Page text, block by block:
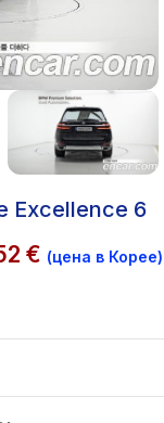
Excellence 6
€ (цена в Корее)